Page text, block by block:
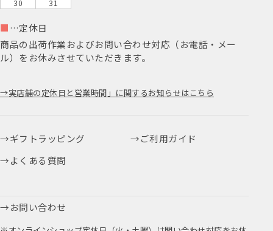
30
31
■ …定休日
商品の出荷作業およびお問い合わせ対応（お電話・メー
ル）をお休みさせていただきます。
実店舗の定休日と営業時間」に関するお知らせはこちら
ギフトラッピング
ご利用ガイド
よくある質問
お問い合わせ